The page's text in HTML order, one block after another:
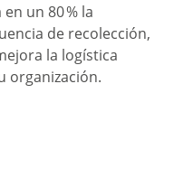
un 80 % la
de recolección,
la logística
organización.